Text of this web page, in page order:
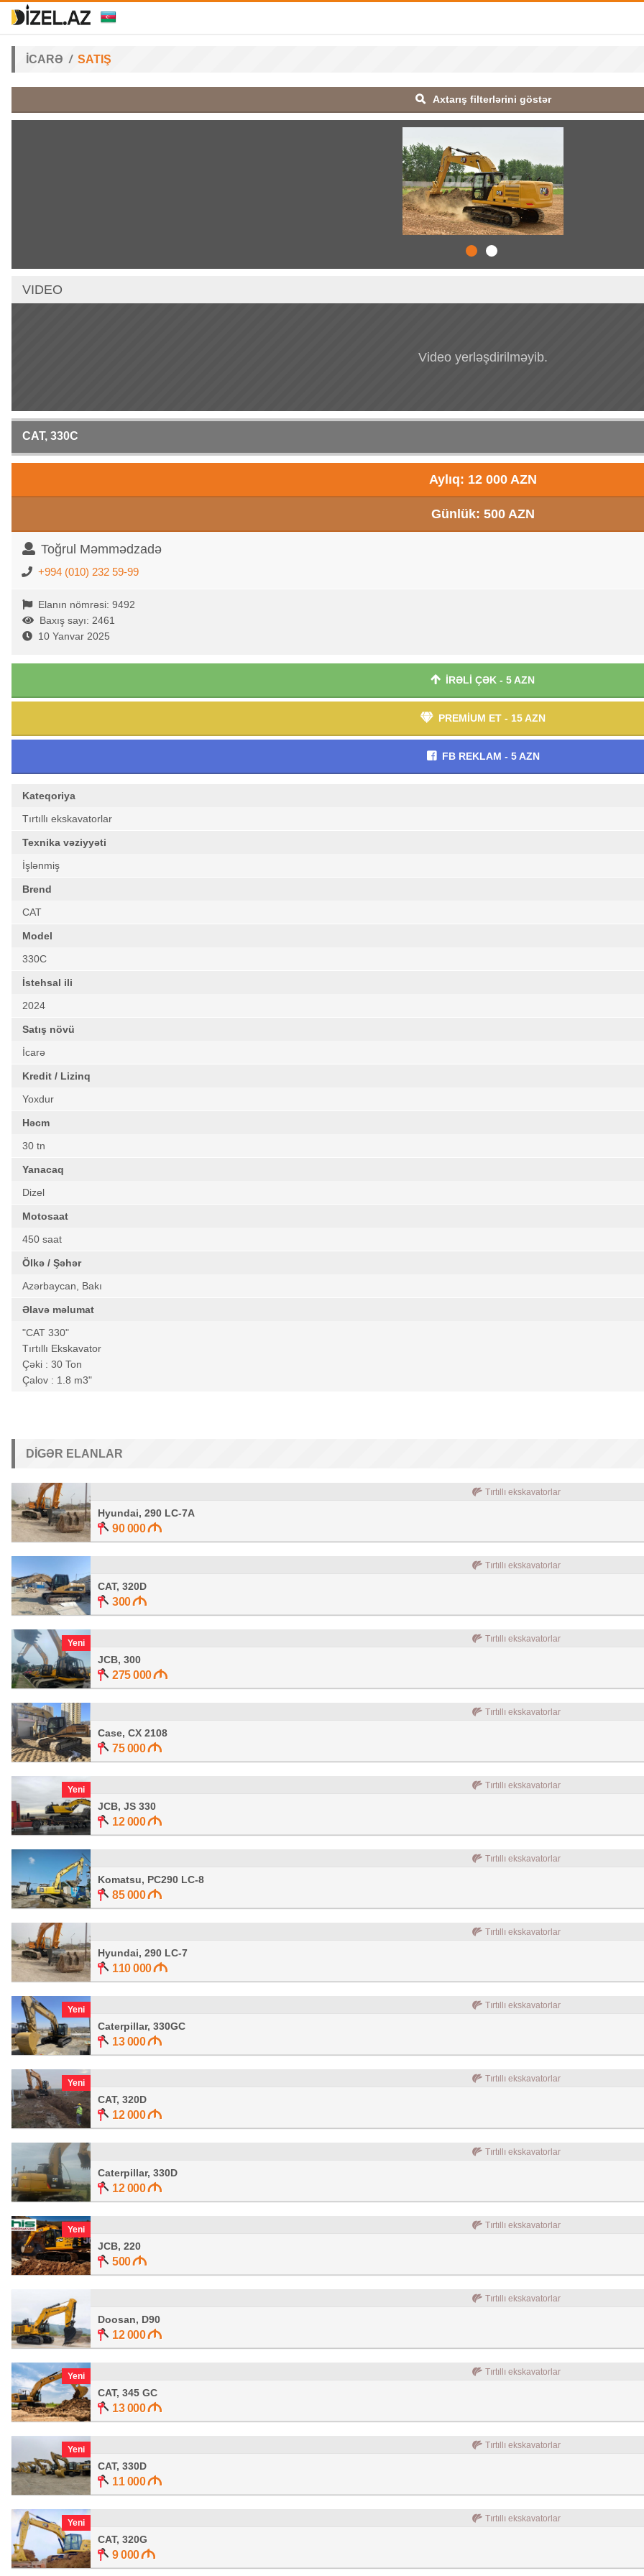
İCARƏ SATIŞ
Axtarış filterlərini göstər
VIDEO
Video yerləşdirilməyib.
CAT, 330C
Aylıq: 12 000 AZN
Günlük: 500 AZN
Toğrul Məmmədzadə
+994 (010) 232 59-99
Elanın nömrəsi: 9492
Baxış sayı: 2461
10 Yanvar 2025
İRƏLİ ÇƏK - 5 AZN
PREMİUM ET - 15 AZN
FB REKLAM - 5 AZN
Kateqoriya
Tırtıllı ekskavatorlar
Texnika vəziyyəti
İşlənmiş
Brend
CAT
Model
330C
İstehsal ili
2024
Satış növü
İcarə
Kredit / Lizinq
Yoxdur
Həcm
30 tn
Yanacaq
Dizel
Motosaat
450 saat
Ölkə / Şəhər
Azərbaycan, Bakı
Əlavə məlumat
"CAT 330"
Tırtıllı Ekskavator
Çəki : 30 Ton
Çalov : 1.8 m3"
DIGƏR ELANLAR
Tırtıllı ekskavatorlar
Hyundai, 290 LC-7A
90 000
Tırtıllı ekskavatorlar
CAT, 320D
300
Yeni Tırtıllı ekskavatorlar
JCB, 300
275 000
Tırtıllı ekskavatorlar
Case, CX 2108
75 000
Yeni Tırtıllı ekskavatorlar
JCB, JS 330
12 000
Tırtıllı ekskavatorlar
Komatsu, PC290 LC-8
85 000
Tırtıllı ekskavatorlar
Hyundai, 290 LC-7
110 000
Yeni Tırtıllı ekskavatorlar
Caterpillar, 330GC
13 000
Yeni Tırtıllı ekskavatorlar
CAT, 320D
12 000
Tırtıllı ekskavatorlar
Caterpillar, 330D
12 000
Yeni Tırtıllı ekskavatorlar
JCB, 220
500
Tırtıllı ekskavatorlar
Doosan, D90
12 000
Yeni Tırtıllı ekskavatorlar
CAT, 345 GC
13 000
Yeni Tırtıllı ekskavatorlar
CAT, 330D
11 000
Yeni Tırtıllı ekskavatorlar
CAT, 320G
9 000